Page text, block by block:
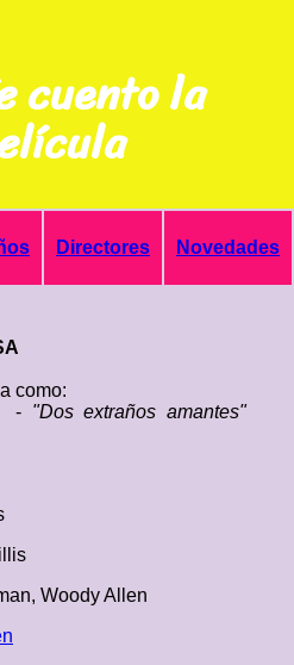
cuento la
Directores Novedades
como:
"Dos extraños amantes"
Woody Allen